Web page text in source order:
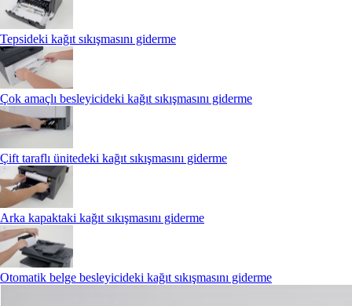
Tepsideki kağıt sıkışmasını giderme
Çok amaçlı besleyicideki kağıt sıkışmasını giderme
Çift taraflı ünitedeki kağıt sıkışmasını giderme
Arka kapaktaki kağıt sıkışmasını giderme
Otomatik belge besleyicideki kağıt sıkışmasını giderme